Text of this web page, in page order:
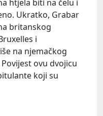
htjela biti na čelu i
Ukratko, Grabar
britanskog
i
na njemačkog
Povijest ovu dvojicu
koji su